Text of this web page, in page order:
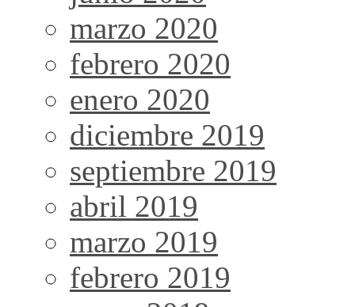
marzo 2020
febrero 2020
enero 2020
diciembre 2019
septiembre 2019
abril 2019
marzo 2019
febrero 2019